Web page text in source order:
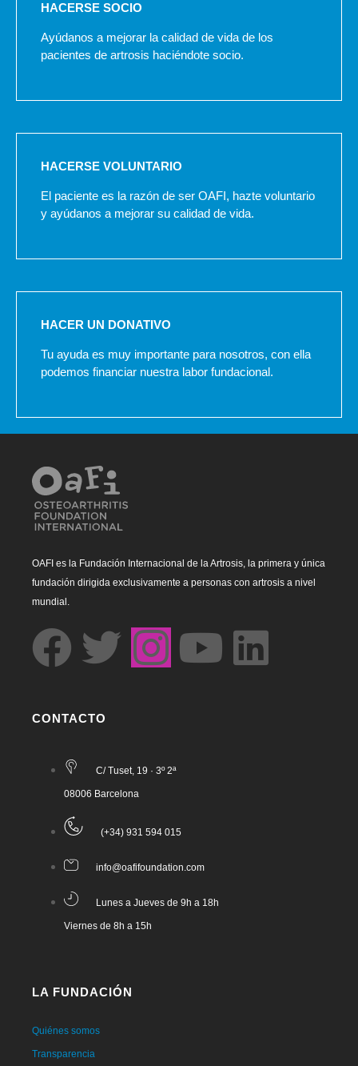
HACERSE SOCIO
Ayúdanos a mejorar la calidad de vida de los
pacientes de artrosis haciéndote socio.
HACERSE VOLUNTARIO
El paciente es la razón de ser OAFI, hazte voluntario
y ayúdanos a mejorar su calidad de vida.
HACER UN DONATIVO
Tu ayuda es muy importante para nosotros, con ella
podemos financiar nuestra labor fundacional.
OAFI es la Fundación Internacional de la Artrosis, la primera y única
fundación dirigida exclusivamente a personas con artrosis a nivel
mundial.
CONTACTO
C/ Tuset, 19 · 3º 2ª
08006 Barcelona
(+34) 931 594 015
info@oafifoundation.com
Lunes a Jueves de 9h a 18h
Viernes de 8h a 15h
LA FUNDACIÓN
Quiénes somos
Transparencia